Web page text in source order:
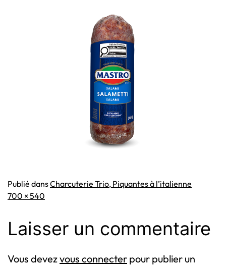
Publié dansCharcuterie Trio, Piquantes à l’italienne
Taille
700 × 540
Laisser un commentaire
Vous devezvous connecter pour publier un